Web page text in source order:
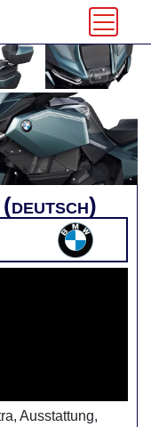
Ausstattung,